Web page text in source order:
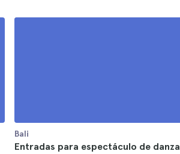
Bali
Entradas para espectáculo de danza